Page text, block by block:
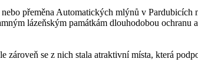
přeměna Automatických mlýnů v
lázeňským památkám dlouhodobou
se z nich stala atraktivní místa, která